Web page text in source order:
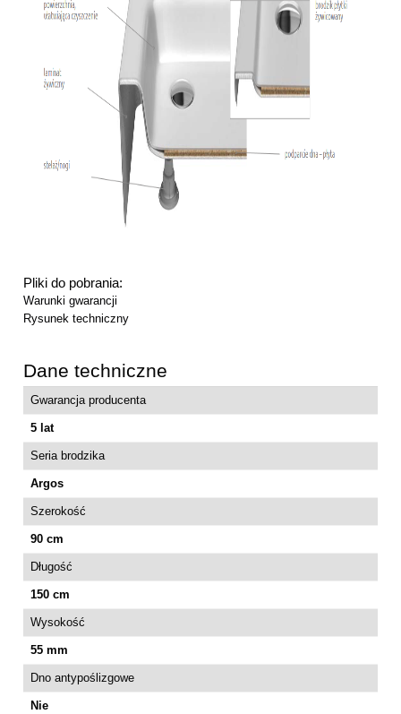
Pliki do pobrania:
Warunki gwarancji
Rysunek techniczny
Dane techniczne
Gwarancja producenta
5 lat
Seria brodzika
Argos
Szerokość
90 cm
Długość
150 cm
Wysokość
55 mm
Dno antypoślizgowe
Nie